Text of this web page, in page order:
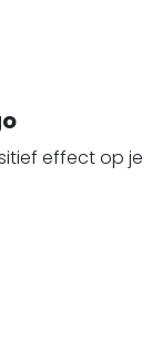
effect op je